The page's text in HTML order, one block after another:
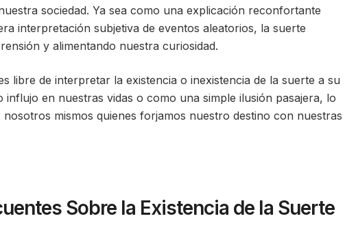
sociedad. Ya sea como una explicación reconfortante
interpretación subjetiva de eventos aleatorios, la suerte
y alimentando nuestra curiosidad.
libre de interpretar la existencia o inexistencia de la suerte a su
influjo en nuestras vidas o como una simple ilusión pasajera, lo
mismos quienes forjamos nuestro destino con nuestras
Sobre la Existencia de la Suerte